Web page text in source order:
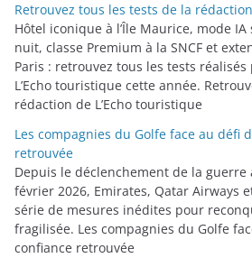
Retrouvez tous les tests de la
Hôtel iconique à l’Île Maurice, mode
nuit, classe Premium à la SNCF et
Paris : retrouvez tous les tests
L’Echo touristique cette année.
rédaction de L’Echo touristique
Les compagnies du Golfe face au défi
retrouvée
Depuis le déclenchement de la
février 2026, Emirates, Qatar Airways
série de mesures inédites pour
fragilisée. Les compagnies du Golfe
confiance retrouvée